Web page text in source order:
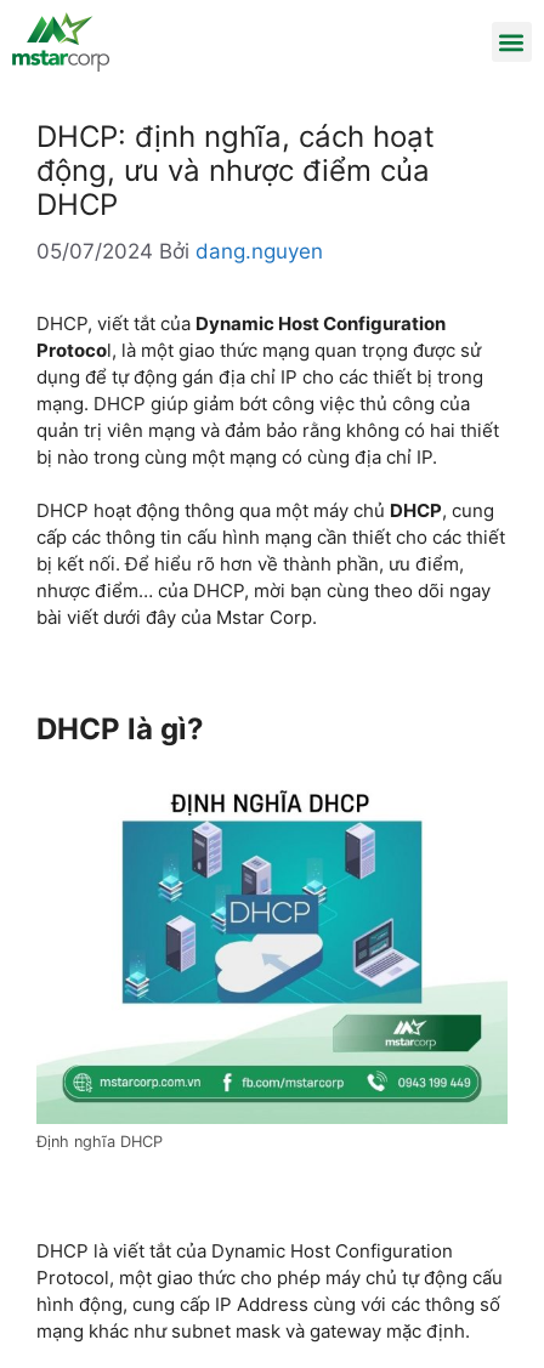
DHCP: định nghĩa, cách hoạt
động, ưu và nhược điểm của
DHCP
05/07/2024 Bởi dang.nguyen
DHCP, viết tắt của Dynamic Host Configuration
Protocol, là một giao thức mạng quan trọng được sử
dụng để tự động gán địa chỉ IP cho các thiết bị trong
mạng. DHCP giúp giảm bớt công việc thủ công của
quản trị viên mạng và đảm bảo rằng không có hai thiết
bị nào trong cùng một mạng có cùng địa chỉ IP.
DHCP hoạt động thông qua một máy chủ DHCP, cung
cấp các thông tin cấu hình mạng cần thiết cho các thiết
bị kết nối. Để hiểu rõ hơn về thành phần, ưu điểm,
nhược điểm… của DHCP, mời bạn cùng theo dõi ngay
bài viết dưới đây của Mstar Corp.
DHCP là gì?
Định nghĩa DHCP
DHCP là viết tắt của Dynamic Host Configuration
Protocol, một giao thức cho phép máy chủ tự động cấu
hình động, cung cấp IP Address cùng với các thông số
mạng khác như subnet mask và gateway mặc định.